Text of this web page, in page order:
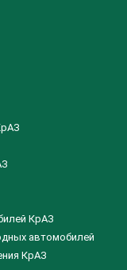
КрАЗ
автомобилей
КрАЗ